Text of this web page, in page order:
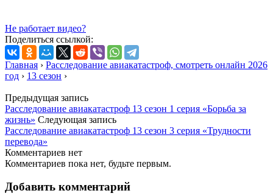
Не работает видео?
Поделиться ссылкой:
Главная › Расследование авиакатастроф, смотреть онлайн 2026
год › 13 сезон ›
Предыдущая запись
Расследование авиакатастроф 13 сезон 1 серия «Борьба за
жизнь» Следующая запись
Расследование авиакатастроф 13 сезон 3 серия «Трудности
перевода»
Комментариев нет
Комментариев пока нет, будьте первым.
Добавить комментарий